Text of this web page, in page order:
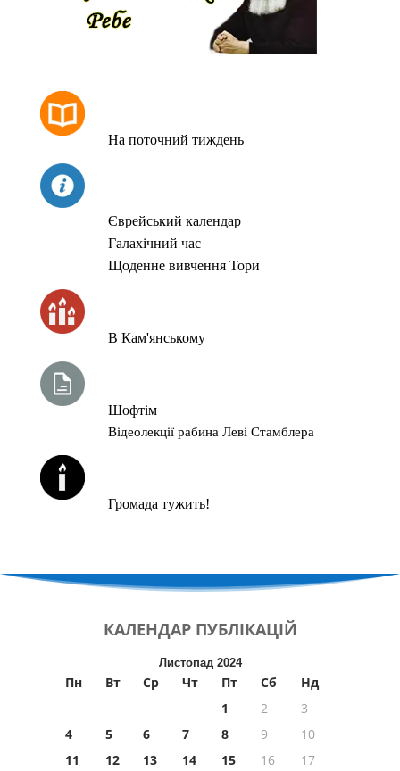
На поточний тиждень
Єврейський календар
Галахічний час
Щоденне вивчення Тори
В Кам'янському
Шофтім
Відеолекції рабина Леві Стамблера
Громада тужить!
КАЛЕНДАР ПУБЛІКАЦІЙ
Листопад 2024
Пн Вт Ср Чт Пт Сб
Нд
1
2
3
4
5 6 7 8 9
10
11
12 13 14 15 16
17